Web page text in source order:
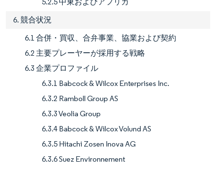
6. 競合状況
6.1 合併・買収、合弁事業、協業および契約
6.2 主要プレーヤーが採用する戦略
6.3 企業プロファイル
6.3.1 Babcock & Wilcox Enterprises Inc.
6.3.2 Ramboll Group AS
6.3.3 Veolia Group
6.3.4 Babcock & Wilcox Volund AS
6.3.5 Hitachi Zosen Inova AG
6.3.6 Suez Environnement